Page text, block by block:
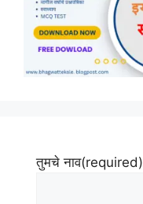
तुमचे नाव(required)